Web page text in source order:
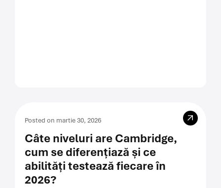
Posted on martie 30, 2026
Câte niveluri are Cambridge,
cum se diferențiază și ce
abilități testează fiecare în
2026?